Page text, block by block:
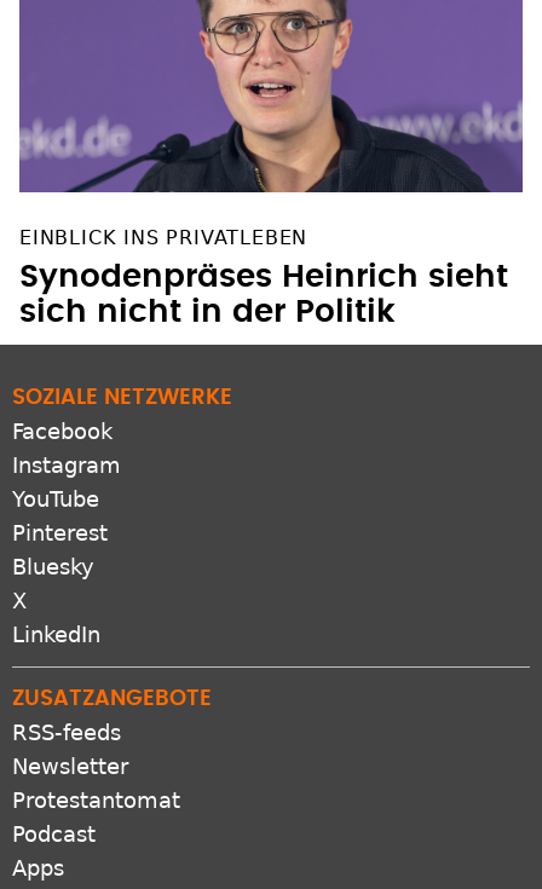
EINBLICK INS PRIVATLEBEN
Synodenpräses Heinrich sieht
sich nicht in der Politik
SOZIALE NETZWERKE
Facebook
Instagram
YouTube
Pinterest
Bluesky
X
LinkedIn
ZUSATZANGEBOTE
RSS-feeds
Newsletter
Protestantomat
Podcast
Apps